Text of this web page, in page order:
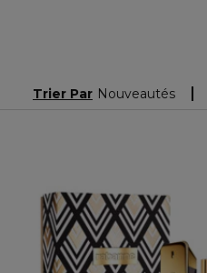
Trier Par Nouveautés